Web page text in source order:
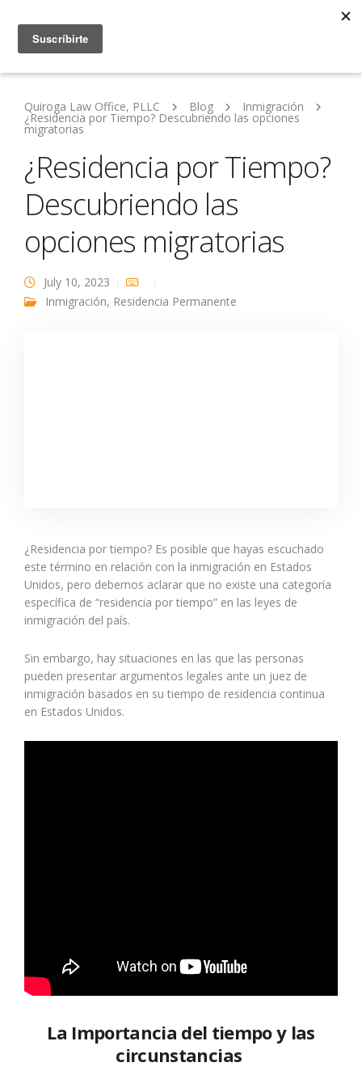
Quiroga Law Office, PLLC Blog Inmigración
¿Residencia por Tiempo? Descubriendo las opciones
migratorias
¿Residencia por Tiempo?
Descubriendo las
opciones migratorias
July 10, 2023
Inmigración, Residencia Permanente
¿Residencia por tiempo? Es posible que hayas escuchado
este término en relación con la inmigración en Estados
Unidos, pero debemos aclarar que no existe una categoría
específica de “residencia por tiempo” en las leyes de
inmigración del país.
Sin embargo, hay situaciones en las que las personas
pueden presentar argumentos legales ante un juez de
inmigración basados en su tiempo de residencia continua
en Estados Unidos.
La Importancia del tiempo y las
circunstancias